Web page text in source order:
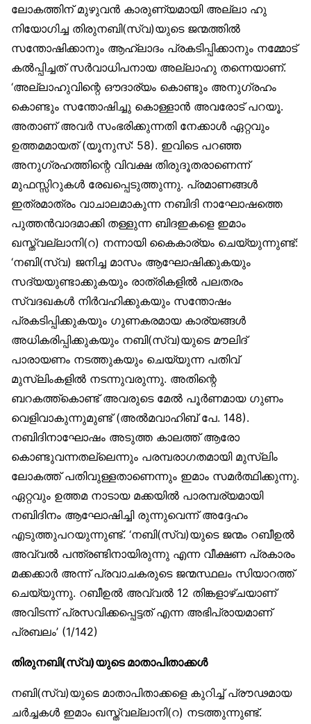
ലോകത്തിന് മുഴുവൻ കാരുണ്യമായി അല്ലാ ഹു
നിയോഗിച്ച തിരുനബി(സ്വ)യുടെ ജന്മത്തിൽ
സന്തോഷിക്കാനും ആഹ്ലാദം പ്രകടിപ്പിക്കാനും നമ്മോട്
കൽപ്പിച്ചത് സർവാധിപനായ അല്ലാഹു തന്നെയാണ്.
‘അല്ലാഹുവിന്റെ ഔദാര്യം കൊണ്ടും അനുഗ്രഹം
കൊണ്ടും സന്തോഷിച്ചു കൊള്ളാൻ അവരോട് പറയൂ.
അതാണ് അവർ സംഭരിക്കുന്നതി നേക്കാൾ ഏറ്റവും
ഉത്തമമായത് (യൂനുസ്: 58). ഇവിടെ പറഞ്ഞ
അനുഗ്രഹത്തിന്റെ വിവക്ഷ തിരുദൂതരാണെന്ന്
മുഫസ്സിറുകൾ രേഖപ്പെടുത്തുന്നു. പ്രമാണങ്ങൾ
ഇത്രമാത്രം വാചാലമാകുന്ന നബിദി നാഘോഷത്തെ
പുത്തൻവാദമാക്കി തള്ളുന്ന ബിദഇകളെ ഇമാം
ഖസ്ത്വല്ലാനി(റ) നന്നായി കൈകാര്യം ചെയ്യുന്നുണ്ട്:
‘നബി(സ്വ) ജനിച്ച മാസം ആഘോഷിക്കുകയും
സദ്യയുണ്ടാക്കുകയും രാത്രികളിൽ പലതരം
സ്വദഖകൾ നിർവഹിക്കുകയും സന്തോഷം
പ്രകടിപ്പിക്കുകയും ഗുണകരമായ കാര്യങ്ങൾ
അധികരിപ്പിക്കുകയും നബി(സ്വ)യുടെ മൗലിദ്
പാരായണം നടത്തുകയും ചെയ്യുന്ന പതിവ്
മുസ്‌ലിംകളിൽ നടന്നുവരുന്നു. അതിന്റെ
ബറകത്ത്‌കൊണ്ട് അവരുടെ മേൽ പൂർണമായ ഗുണം
വെളിവാകുന്നുമുണ്ട് (അൽമവാഹിബ് പേ. 148).
നബിദിനാഘോഷം അടുത്ത കാലത്ത് ആരോ
കൊണ്ടുവന്നതല്ലെന്നും പരമ്പരാഗതമായി മുസ്‌ലിം
ലോകത്ത് പതിവുള്ളതാണെന്നും ഇമാം സമർത്ഥിക്കുന്നു.
ഏറ്റവും ഉത്തമ നാടായ മക്കയിൽ പാരമ്പര്യമായി
നബിദിനം ആഘോഷിച്ചി രുന്നുവെന്ന് അദ്ദേഹം
എടുത്തുപറയുന്നുണ്ട്. ‘നബി(സ്വ)യുടെ ജന്മം റബീഉൽ
അവ്വൽ പന്ത്രണ്ടിനായിരുന്നു എന്ന വീക്ഷണ പ്രകാരം
മക്കക്കാർ അന്ന് പ്രവാചകരുടെ ജന്മസ്ഥലം സിയാറത്ത്
ചെയ്യുന്നു. റബീഉൽ അവ്വൽ 12 തിങ്കളാഴ്ചയാണ്
അവിടന്ന് പ്രസവിക്കപ്പെട്ടത് എന്ന അഭിപ്രായമാണ്
പ്രബലം’ (1/142)
തിരുനബി(സ്വ)യുടെ മാതാപിതാക്കൾ
നബി(സ്വ)യുടെ മാതാപിതാക്കളെ കുറിച്ച് പ്രൗഢമായ
ചർച്ചകൾ ഇമാം ഖസ്ത്വല്ലാനി(റ) നടത്തുന്നുണ്ട്.